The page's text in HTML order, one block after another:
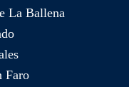
La Ballena
Faro